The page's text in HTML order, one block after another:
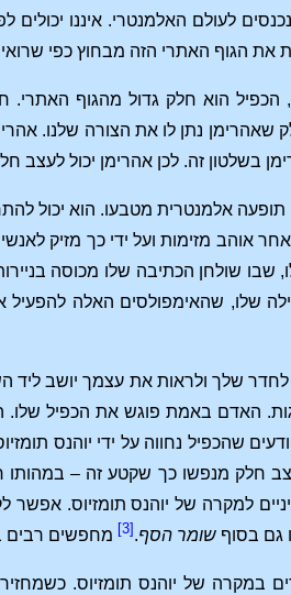
לעולם האלמנטרי. איננו
את הגוף האתרי הזה מבחוץ כפי
הוא חלק גדול מהגוף האתרי.
שאהרימן נתן לו את הצורה שלנו.
בשלטון זה. לכן אהרימן יכול לעצב
תופעה אלמנטרית מטבעו. הוא יכול
אוהב מזימות ועל ידי כך מזיק
שבו שולחן הכתיבה שלו מכוסה
שלו, שהאימפולסים האלה להפעיל
שלך ולראות את עצמך יושב ליד
האדם באמת פוגש את הכפיל
שהכפיל נחווה על ידי יוהנס
חלק מנפשו כך שקטע זה –
למקרה של יוהנס תומזיוס.
גם בסוףשומר הסף.
[3] מחפשים רבים
במקרה של יוהנס תומזיוס.